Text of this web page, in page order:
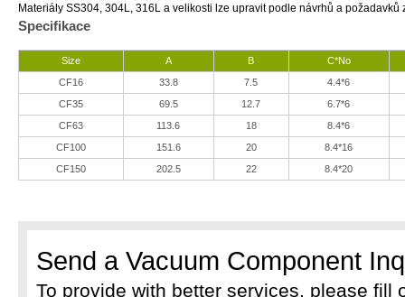
Materiály SS304, 304L, 316L a velikosti lze upravit podle návrhů a požadavků
Specifikace
Size A B
C*No
CF16
33.8 7.5
4.4*6
CF35
69.5 12.7
6.7*6
CF63
113.6 18
8.4*6
CF100
151.6 20
8.4*16
CF150
202.5 22 8.4*20